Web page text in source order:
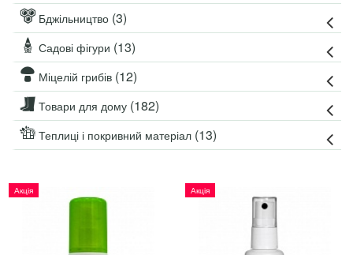
Бджільництво (3)
Садові фігури (13)
Міцелій грибів (12)
Товари для дому (182)
Теплиці і покривний матеріал (13)
Акція Акція